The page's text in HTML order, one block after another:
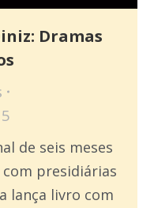
Dramas
de seis meses
presidiárias
lança livro com